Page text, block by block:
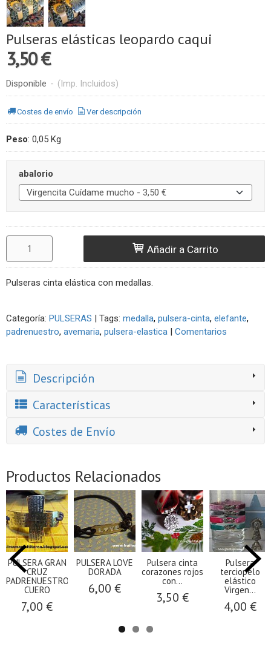
Pulseras elásticas leopardo caqui
3,50 €
Disponible - (Imp. Incluidos)
Costes de envío Ver descripción
Peso: 0,05 Kg
abalorio
Añadir a Carrito
Pulseras cinta elástica con medallas.
Categoría: PULSERAS | Tags: medalla pulsera-cinta elefante
padrenuestro avemaria pulsera-elastica | Comentarios
Descripción
Características
Costes de Envío
Productos Relacionados
PULSERA GRAN
CRUZ
PADRENUESTRO
CUERO
7,00 €
PULSERA LOVE
DORADA
6,00 €
Pulsera cinta
corazones rojos
con...
3,50 €
Pulsera
terciopelo
elástico
Virgen...
4,00 €